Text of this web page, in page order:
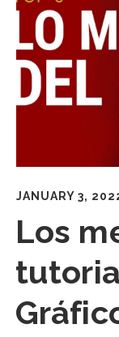
JANUARY 3,
Los